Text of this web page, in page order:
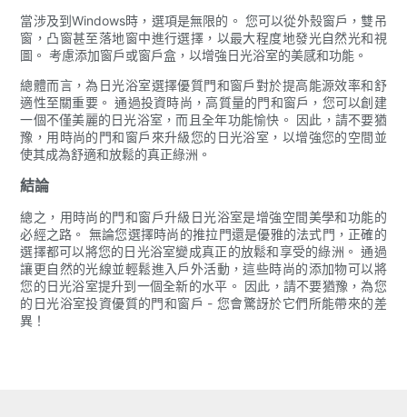
當涉及到Windows時，選項是無限的。 您可以從外殼窗戶，雙吊
窗，凸窗甚至落地窗中進行選擇，以最大程度地發光自然光和視
圖。 考慮添加窗戶或窗戶盒，以增強日光浴室的美感和功能。
總體而言，為日光浴室選擇優質門和窗戶對於提高能源效率和舒
適性至關重要。 通過投資時尚，高質量的門和窗戶，您可以創建
一個不僅美麗的日光浴室，而且全年功能愉快。 因此，請不要猶
豫，用時尚的門和窗戶來升級您的日光浴室，以增強您的空間並
使其成為舒適和放鬆的真正綠洲。
結論
總之，用時尚的門和窗戶升級日光浴室是增強空間美學和功能的
必經之路。 無論您選擇時尚的推拉門還是優雅的法式門，正確的
選擇都可以將您的日光浴室變成真正的放鬆和享受的綠洲。 通過
讓更自然的光線並輕鬆進入戶外活動，這些時尚的添加物可以將
您的日光浴室提升到一個全新的水平。 因此，請不要猶豫，為您
的日光浴室投資優質的門和窗戶 - 您會驚訝於它們所能帶來的差
異！